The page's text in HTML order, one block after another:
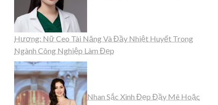
Hương: Nữ Ceo Tài Năng Và Đầy Nhiệt Huyết Trong
Ngành Công Nghiệp Làm Đẹp
Nhan Sắc Xinh Đẹp Đầy Mê Hoặc